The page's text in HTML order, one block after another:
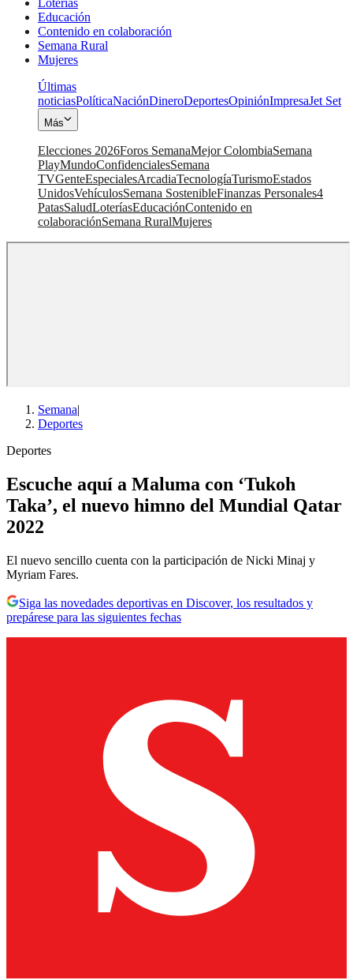
Educación
Contenido en colaboración
Semana Rural
Mujeres
Últimas
noticiasPolíticaNaciónDineroDeportesOpiniónImpresaJet Set
Más
Elecciones 2026Foros SemanaMejor ColombiaSemana
PlayMundoConfidencialesSemana
TVGenteEspecialesArcadiaTecnologíaTurismoEstados
UnidosVehículosSemana SostenibleFinanzas Personales4
PatasSaludLoteríasEducaciónContenido en
colaboraciónSemana RuralMujeres
Semana|
Deportes
Deportes
Escuche aquí a Maluma con ‘Tukoh
Taka’, el nuevo himno del Mundial Qatar
2022
El nuevo sencillo cuenta con la participación de Nicki Minaj y
Myriam Fares.
Siga las novedades deportivas en Discover, los resultados y
prepárese para las siguientes fechas